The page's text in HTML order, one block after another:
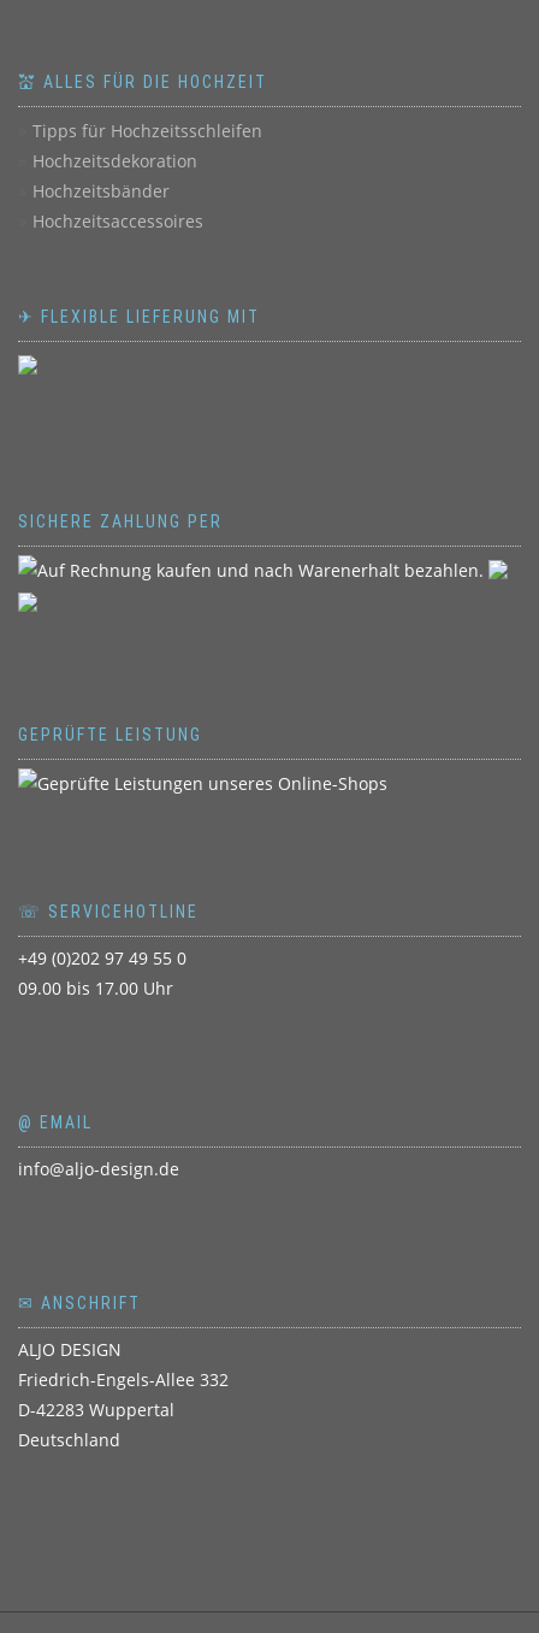
💒 ALLES FÜR DIE HOCHZEIT
Tipps für Hochzeitsschleifen
Hochzeitsdekoration
Hochzeitsbänder
Hochzeitsaccessoires
✈ FLEXIBLE LIEFERUNG MIT
SICHERE ZAHLUNG PER
GEPRÜFTE LEISTUNG
☏ SERVICEHOTLINE
+49 (0)202 97 49 55 0
09.00 bis 17.00 Uhr
@ EMAIL
info@aljo-design.de
✉ ANSCHRIFT
ALJO DESIGN
Friedrich-Engels-Allee 332
D-42283 Wuppertal
Deutschland